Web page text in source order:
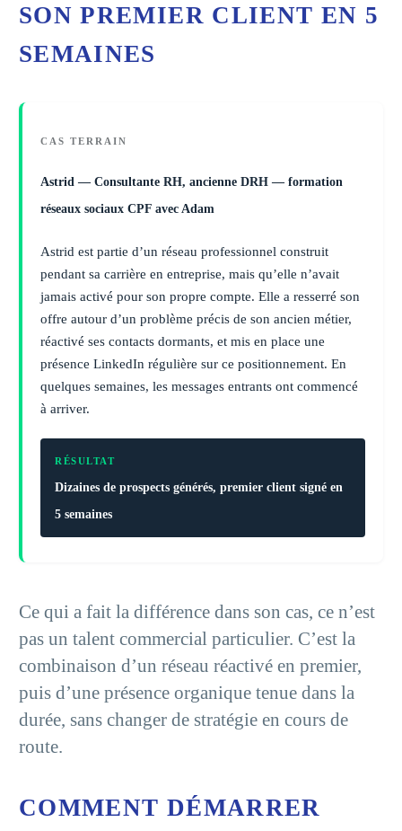
SON PREMIER CLIENT EN 5
SEMAINES
CAS TERRAIN
Astrid — Consultante RH, ancienne DRH — formation
réseaux sociaux CPF avec Adam
Astrid est partie d’un réseau professionnel construit
pendant sa carrière en entreprise, mais qu’elle n’avait
jamais activé pour son propre compte. Elle a resserré son
offre autour d’un problème précis de son ancien métier,
réactivé ses contacts dormants, et mis en place une
présence LinkedIn régulière sur ce positionnement. En
quelques semaines, les messages entrants ont commencé
à arriver.
RÉSULTAT
Dizaines de prospects générés, premier client signé en
5 semaines
Ce qui a fait la différence dans son cas, ce n’est
pas un talent commercial particulier. C’est la
combinaison d’un réseau réactivé en premier,
puis d’une présence organique tenue dans la
durée, sans changer de stratégie en cours de
route.
COMMENT DÉMARRER